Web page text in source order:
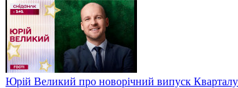
Юрій Великий про новорічний випуск